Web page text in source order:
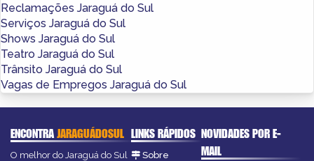
Reclamações Jaraguá do Sul
Serviços Jaraguá do Sul
Shows Jaraguá do Sul
Teatro Jaraguá do Sul
Trânsito Jaraguá do Sul
Vagas de Empregos Jaraguá do Sul
ENCONTRAJARAGUÁDOSUL
O melhor do Jaraguá do Sul
LINKS RÁPIDOS
Sobre
NOVIDADES POR E-
MAIL